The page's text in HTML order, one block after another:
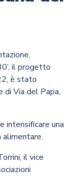
il progetto
è stato
di Via del Papa,
intensificare una
il vice